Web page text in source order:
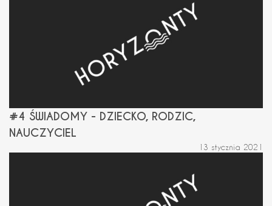
#4 ŚWIADOMY - DZIECKO, RODZIC,
NAUCZYCIEL
13 stycznia 2021